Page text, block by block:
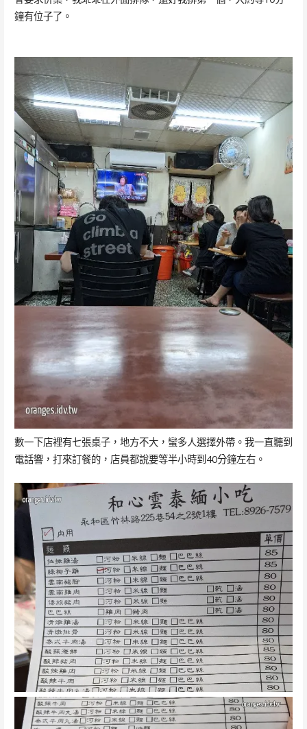
鐘有位子了。
數一下店裡有七張桌子，地方不大，蠻多人選擇外帶。我一直聽到
電話響，打來訂餐的，店員都說要等半小時到40分鐘左右。